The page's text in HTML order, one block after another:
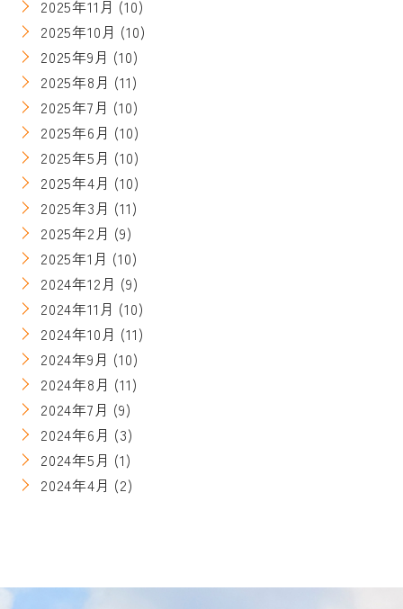
2025年11月 (10)
2025年10月 (10)
2025年9月 (10)
2025年8月 (11)
2025年7月 (10)
2025年6月 (10)
2025年5月 (10)
2025年4月 (10)
2025年3月 (11)
2025年2月 (9)
2025年1月 (10)
2024年12月 (9)
2024年11月 (10)
2024年10月 (11)
2024年9月 (10)
2024年8月 (11)
2024年7月 (9)
2024年6月 (3)
2024年5月 (1)
2024年4月 (2)